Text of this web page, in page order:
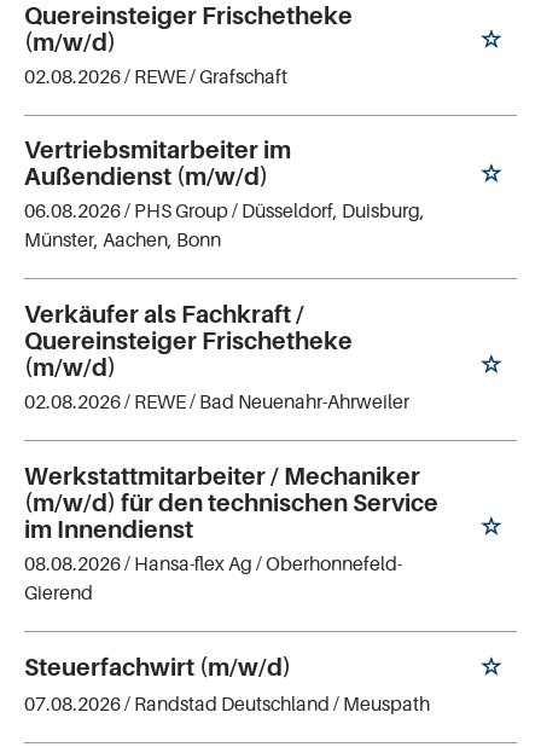
Quereinsteiger Frischetheke
(m/w/d)
02.08.2026 / REWE/ Grafschaft
Vertriebsmitarbeiter im
Außendienst (m/w/d)
06.08.2026 / PHS Group/ Düsseldorf, Duisburg,
Münster, Aachen, Bonn
Verkäufer als Fachkraft /
Quereinsteiger Frischetheke
(m/w/d)
02.08.2026 / REWE/ Bad Neuenahr-Ahrweiler
Werkstattmitarbeiter / Mechaniker
(m/w/d) für den technischen Service
im Innendienst
08.08.2026 / Hansa-flex Ag / Oberhonnefeld-
Gierend
Steuerfachwirt (m/w/d)
07.08.2026 / Randstad Deutschland / Meuspath